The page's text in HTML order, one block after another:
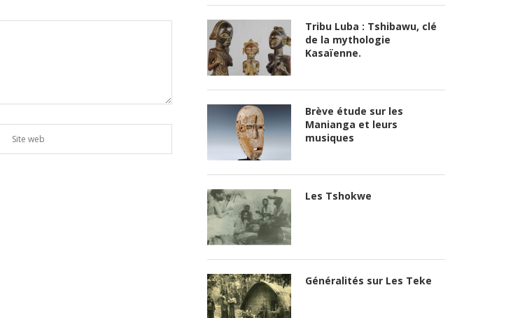
Tribu Luba : Tshibawu, clé
de la mythologie
Kasaïenne.
Brève étude sur les
Manianga et leurs
musiques
Les Tshokwe
Généralités sur Les Teke